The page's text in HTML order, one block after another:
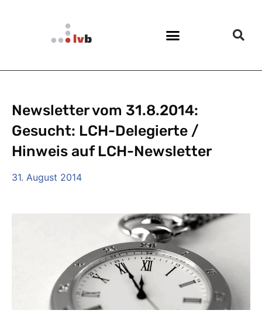
Newsletter vom 31.8.2014:
Gesucht: LCH-Delegierte /
Hinweis auf LCH-Newsletter
31. August 2014